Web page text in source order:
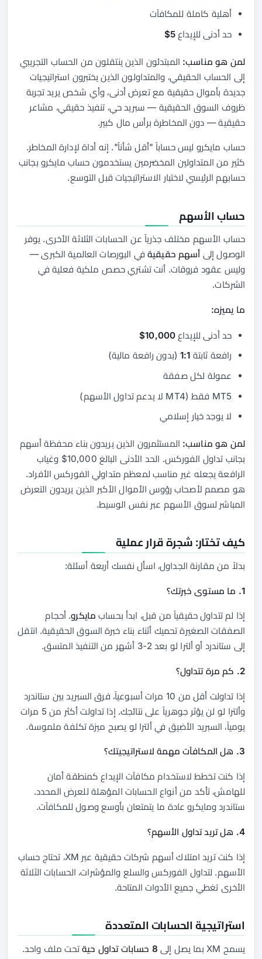
أهلية كاملة للمكافآت
حد أدنى للإيداع5$
لمن هو مناسب: المبتدئون الذين ينتقلون من الحساب التجريبي
إلى الحساب الحقيقي، والمتداولون الذين يختبرون استراتيجيات
جديدة بأموال حقيقية مع تعرض أدنى، وأي شخص يريد تجربة
ظروف السوق الحقيقية — سبريد حي، تنفيذ حقيقي، مشاعر
حقيقية — دون المخاطرة برأس مال كبير.
حساب مايكرو ليس حساباً "أقل شأناً". إنه أداة لإدارة المخاطر.
كثير من المتداولين المخضرمين يستخدمون حساب مايكرو بجانب
حسابهم الرئيسي لاختبار الاستراتيجيات قبل التوسع.
حساب الأسهم
حساب الأسهم مختلف جذرياً عن الحسابات الثلاثة الأخرى. يوفر
الوصول إلى أسهم حقيقيةفي البورصات العالمية الكبرى —
وليس عقود فروقات. أنت تشتري حصص ملكية فعلية في
الشركات.
ما يميزه:
حد أدنى للإيداع10,000$
رافعة ثابتة 1:1(بدون رافعة مالية)
عمولة لكل صفقة
MT5 فقط (MT4 لا يدعم تداول الأسهم)
لا يوجد خيار إسلامي
لمن هو مناسب: المستثمرون الذين يريدون بناء محفظة أسهم
بجانب تداول الفوركس. الحد الأدنى البالغ 10,000$ وغياب
الرافعة يجعله غير مناسب لمعظم متداولي الفوركس الأفراد.
هو مصمم لأصحاب رؤوس الأموال الأكبر الذين يريدون التعرض
المباشر لسوق الأسهم عبر نفس الوسيط.
كيف تختار: شجرة قرار عملية
بدلاً من مقارنة الجداول، اسأل نفسك أربعة أسئلة:
1. ما مستوى خبرتك؟
إذا لم تتداول حقيقياً من قبل، ابدأ بحساب مايكرو. أحجام
الصفقات الصغيرة تحميك أثناء بناء خبرة السوق الحقيقية. انتقل
إلى ستاندرد أو ألترا لو بعد 2-3 أشهر من التنفيذ المتسق.
2. كم مرة تتداول؟
إذا تداولت أقل من 10 مرات أسبوعياً، فرق السبريد بين ستاندرد
وألترا لو لن يؤثر جوهرياً على نتائجك. إذا تداولت أكثر من 5 مرات
يومياً، السبريد الأضيق في ألترا لو يصبح ميزة تكلفة ملموسة.
3. هل المكافآت مهمة لاستراتيجيتك؟
إذا كنت تخطط لاستخدام مكافآت الإيداع كمنطقة أمان
للهامش، تأكد من أنواع الحسابات المؤهلة للعرض المحدد.
ستاندرد ومايكرو عادة ما يتمتعان بأوسع وصول للمكافآت.
4. هل تريد تداول الأسهم؟
إذا كنت تريد امتلاك أسهم شركات حقيقية عبر XM، تحتاج حساب
الأسهم. لتداول الفوركس والسلع والمؤشرات، الحسابات الثلاثة
الأخرى تغطي جميع الأدوات المتاحة.
استراتيجية الحسابات المتعددة
يسمح XM بما يصل إلى 8 حسابات تداول حية
تحت ملف واحد.